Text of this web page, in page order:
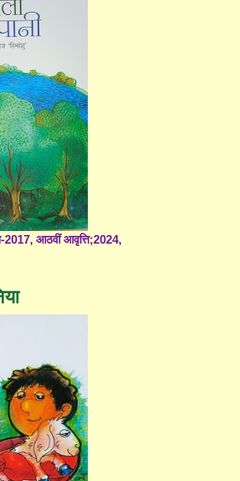
आठवीं आवृत्ति;2024,